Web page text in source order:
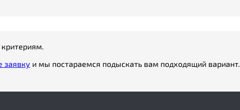
заявку и мы постараемся подыскать вам подходящий вариант.